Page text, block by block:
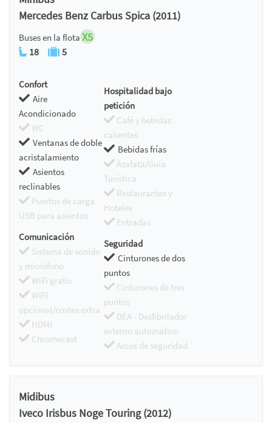
Mercedes Benz Carbus Spica (2011)
Buses en la flota X5
18 5
Confort
Aire
Acondicionado
WC
Ventanas de doble
acristalamiento
Asientos
reclinables
Puertos de carga
USB para asientos
Hospitalidad bajo
petición
Café y bebidas
calientes
Bebidas frías
Azafata/Guía
Turística
Restaurantes y
Hoteles
Entradas
Comunicación
Sistema de sonido
y micrófono
WiFi gratis
WIFI
opcional/costes extra
HDMI
Chromecast
Seguridad
Cinturones de dos
puntos
Cinturones de tres
puntos
DEA - Desfibrilador
externo automático
Arcos de seguridad
Midibus
Iveco Irisbus Noge Touring (2012)